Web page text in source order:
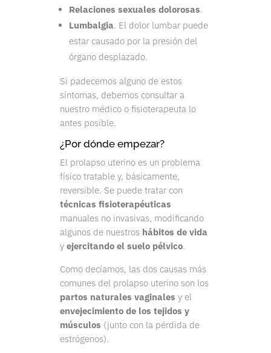
Relaciones sexuales dolorosas.
Lumbalgia. El dolor lumbar puede
estar causado por la presión del
órgano desplazado.
Si padecemos alguno de estos
síntomas, debemos consultar a
nuestro médico o fisioterapeuta lo
antes posible.
¿Por dónde empezar?
El prolapso uterino es un problema
físico tratable y, básicamente,
reversible. Se puede tratar con
técnicas fisioterapéuticas
manuales no invasivas, modificando
algunos de nuestros hábitos de vida
y ejercitando el suelo pélvico.
Como decíamos, las dos causas más
comunes del prolapso uterino son los
partos naturales vaginales y el
envejecimiento de los tejidos y
músculos (junto con la pérdida de
estrógenos).